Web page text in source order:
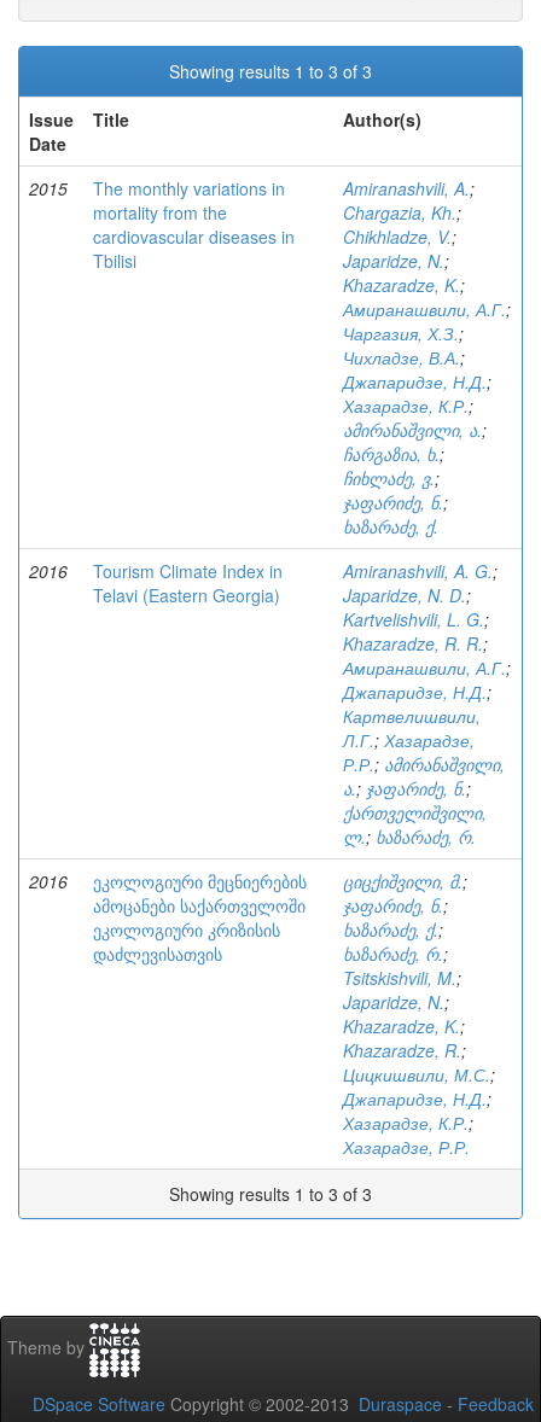
Showing results 1 to 3 of 3
Issue
Date
Title Author(s)
2015
The monthly variations in
mortality from the
cardiovascular diseases in
Tbilisi
Amiranashvili, A.;
Chargazia, Kh.;
Chikhladze, V.;
Japaridze, N.;
Khazaradze, K.;
Амиранашвили, А.Г.;
Чаргазия, Х.З.;
Чихладзе, В.А.;
Джапаридзе, Н.Д.;
Хазарадзе, К.Р.;
ამირანაშვილი, ა.;
ჩარგაზია, ხ.;
ჩიხლაძე, ვ.;
ჯაფარიძე, ნ.;
ხაზარაძე, ქ.
2016
Tourism Climate Index in
Telavi (Eastern Georgia)
Amiranashvili, A. G.;
Japaridze, N. D.;
Kartvelishvili, L. G.;
Khazaradze, R. R.;
Амиранашвили, А.Г.;
Джапаридзе, Н.Д.;
Картвелишвили,
Л.Г.; Хазарадзе,
Р.Р.; ამირანაშვილი,
ა.; ჯაფარიძე, ნ.;
ქართველიშვილი,
ლ.; ხაზარაძე, რ.
2016
ეკოლოგიური მეცნიერების
ამოცანები საქართველოში
ეკოლოგიური კრიზისის
დაძლევისათვის
ციცქიშვილი, მ.;
ჯაფარიძე, ნ.;
ხაზარაძე, ქ.;
ხაზარაძე, რ.;
Tsitskishvili, M.;
Japaridze, N.;
Khazaradze, K.;
Khazaradze, R.;
Цицкишвили, М.С.;
Джапаридзе, Н.Д.;
Хазарадзе, К.Р.;
Хазарадзе, Р.Р.
Showing results 1 to 3 of 3
Theme by
DSpace Software Copyright © 2002-2013 Duraspace - Feedback